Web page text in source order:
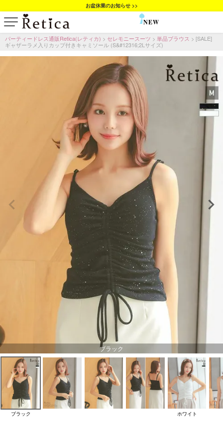
お盆休業のお知らせ >>
NEW
パーティードレス通販Retica(レティカ) セレモニースーツ 単品ブラウス
[SALE]
ギャザーラメ入りカップ付きキャミソール (S&#12316;2Lサイズ)
ブラック
ブラック ホワイト